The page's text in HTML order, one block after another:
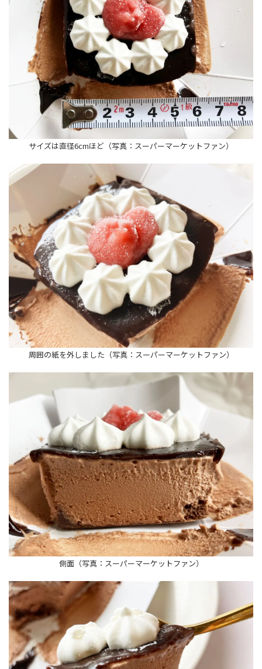
サイズは直径6cmほど（写真：スーパーマーケットファン）
周囲の紙を外しました（写真：スーパーマーケットファン）
側面（写真：スーパーマーケットファン）